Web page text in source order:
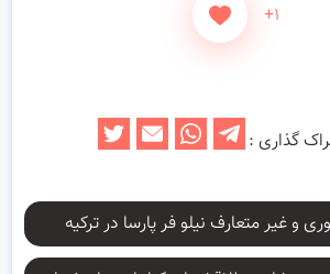
+۱
گذاری :
و غیر متعارف نیلو فر پارسا در ترکیه